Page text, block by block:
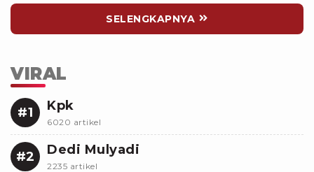
SELENGKAPNYA
VIRAL
#1 Kpk
6020 artikel
#2 Dedi Mulyadi
2235 artikel